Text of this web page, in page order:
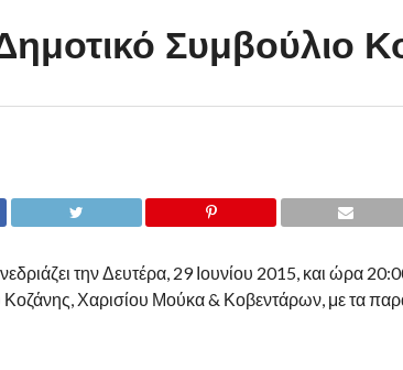
Συμβούλιο
την Δευτέρα, 29 Ιουνίου 2015, και ώρα
Χαρισίου Μούκα & Κοβεντάρων, με τα